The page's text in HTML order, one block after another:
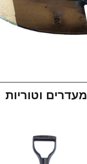
מעדרים וטוריות